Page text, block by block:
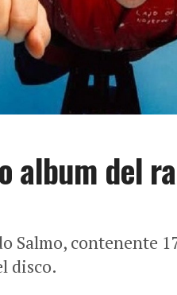
album del
Salmo, contenente
disco.